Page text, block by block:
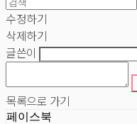
수정하기
삭제하기
글쓴이
목록으로 가기
페이스북